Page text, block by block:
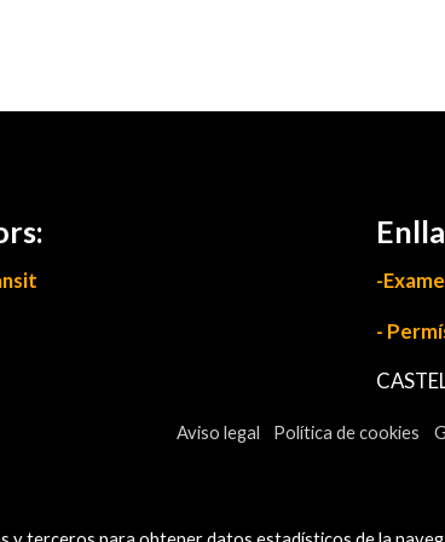
-
-
Aviso legal Política de cookies